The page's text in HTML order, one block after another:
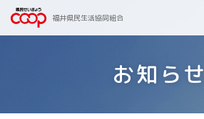
福井県民生活協同組合
お知らせ